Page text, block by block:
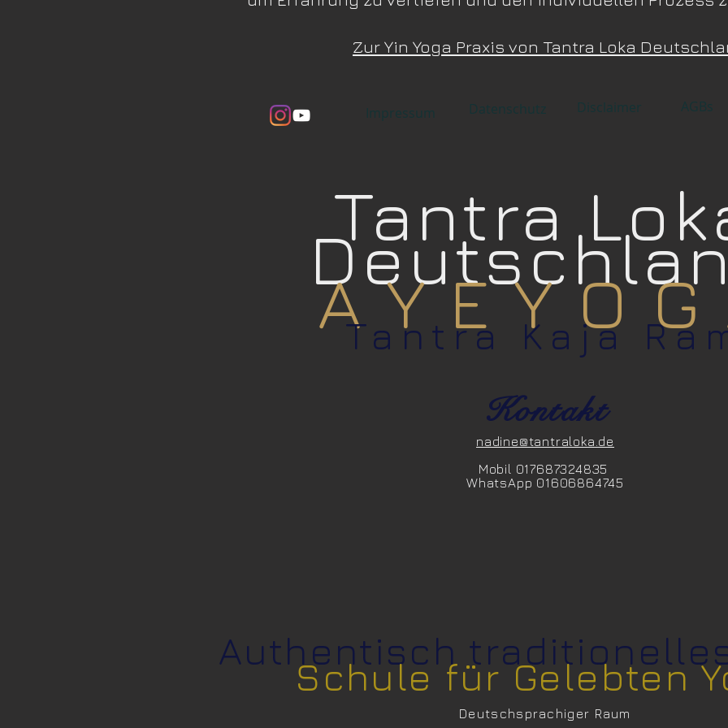
Zur Yin Yoga Praxis von Tantra Loka
Impressum Datenschutz Disclaimer AGBs
Tantra
A Y E Y O G
Tantra Kaja
Kontakt
nadine@tantraloka.de
Mobil 017687324835
WhatsApp 01606864745
Authentisch traditi
Schule für Gelebten
Deutschsprachiger Raum